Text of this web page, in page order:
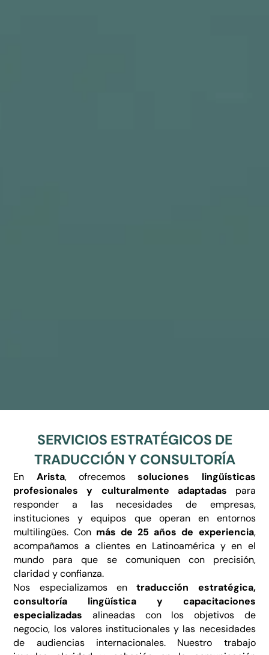
SERVICIOS ESTRATÉGICOS DE
TRADUCCIÓN Y CONSULTORÍA
En Arista, ofrecemossoluciones lingüísticas
profesionales y culturalmente adaptadas para
responder a las necesidades de empresas,
instituciones y equipos que operan en entornos
multilingües. Con más de 25 años de experiencia,
acompañamos a clientes en Latinoamérica y en el
mundo para que se comuniquen con precisión,
claridad y confianza.
Nos especializamos entraducción estratégica,
consultoría lingüística y capacitaciones
especializadas alineadas con los objetivos de
negocio, los valores institucionales y las necesidades
de audiencias internacionales. Nuestro trabajo